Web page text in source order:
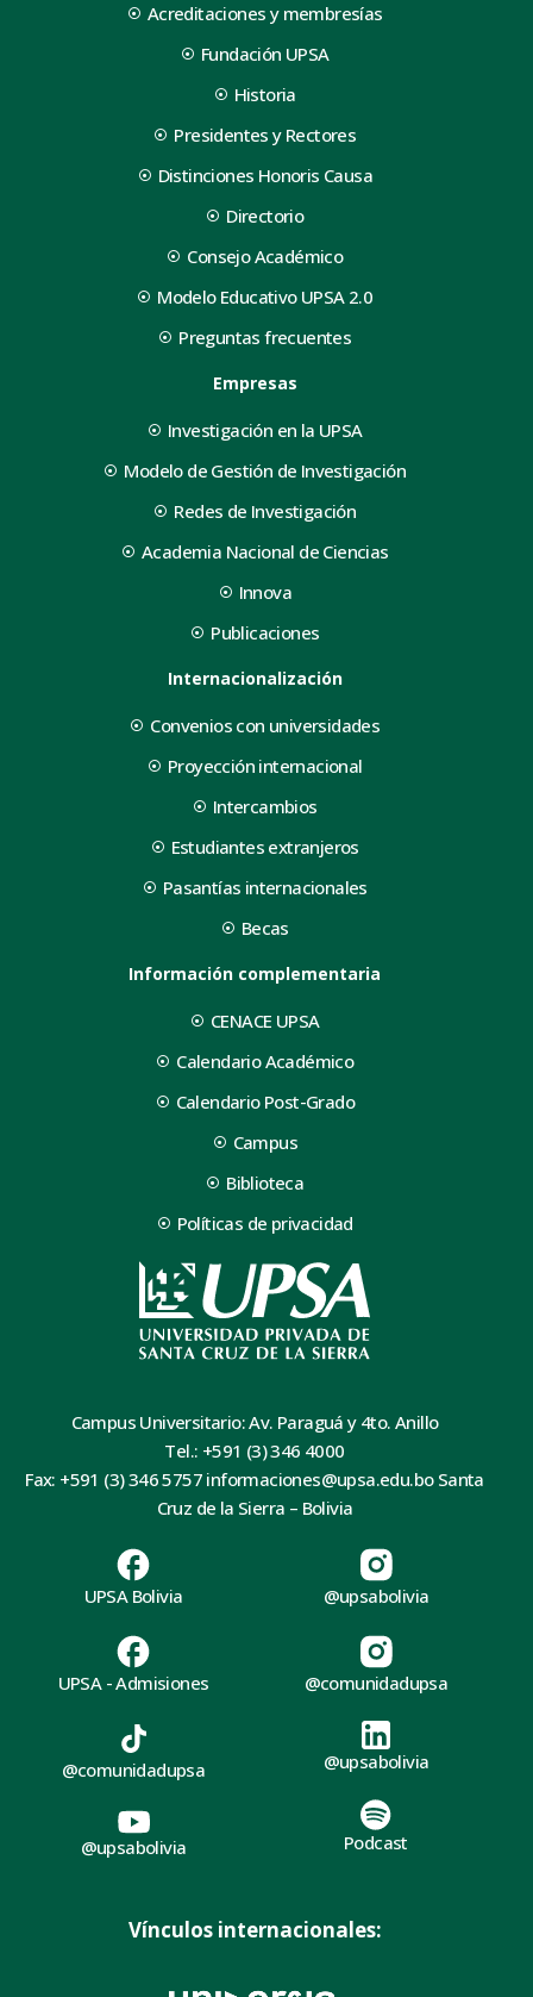
Acreditaciones y membresías
Fundación UPSA
Historia
Presidentes y Rectores
Distinciones Honoris Causa
Directorio
Consejo Académico
Modelo Educativo UPSA 2.0
Preguntas frecuentes
Empresas
Investigación en la UPSA
Modelo de Gestión de Investigación
Redes de Investigación
Academia Nacional de Ciencias
Innova
Publicaciones
Internacionalización
Convenios con universidades
Proyección internacional
Intercambios
Estudiantes extranjeros
Pasantías internacionales
Becas
Información complementaria
CENACE UPSA
Calendario Académico
Calendario Post-Grado
Campus
Biblioteca
Políticas de privacidad
Campus Universitario: Av. Paraguá y 4to. Anillo
Tel.: +591 (3) 346 4000
Fax: +591 (3) 346 5757 informaciones@upsa.edu.bo Santa
Cruz de la Sierra – Bolivia
UPSA Bolivia
UPSA - Admisiones
@upsabolivia
@comunidadupsa
@comunidadupsa
@upsabolivia
@upsabolivia
Podcast
Vínculos internacionales: